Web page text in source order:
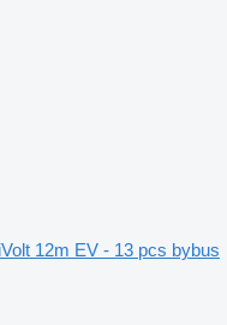
12m EV - 13 pcs bybus